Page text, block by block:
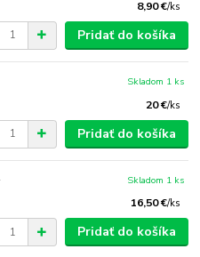
8,90 €/ks
Pridať do košíka
20 €/ks
Skladom 1 ks
Pridať do košíka
16,50 €/ks
Skladom 1 ks
Pridať do košíka